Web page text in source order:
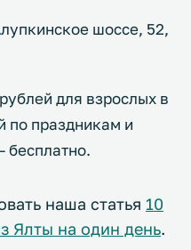
шоссе, 52,
для взрослых в
по праздникам и
бесплатно.
наша статья 10
Ялты на один день.